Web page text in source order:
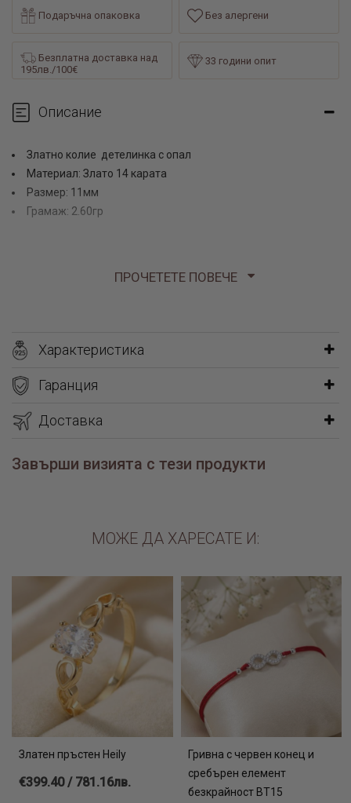
Подаръчна опаковка Без алергени
Безплатна доставка над
195лв./100€
33 години опит
Описание
Златно колие детелинка с опал
Материал: Злато 14 карата
Размер: 11мм
Грамаж: 2.60гр
Колието е изработено от 14 каратово злато проба 585 в
сертификат за произход и качество – документ, който
каталог сребърни гривни с камъни
ПРОЧЕТЕТЕ ПОВЕЧЕ
Характеристика
Гаранция
Доставка
Завърши визията с тези продукти
МОЖЕ ДА ХАРЕСАТЕ И:
Златен пръстен Heily
€399.40 / 781.16лв.
Гривна с червен конец и
сребърен елемент
безкрайност BT15